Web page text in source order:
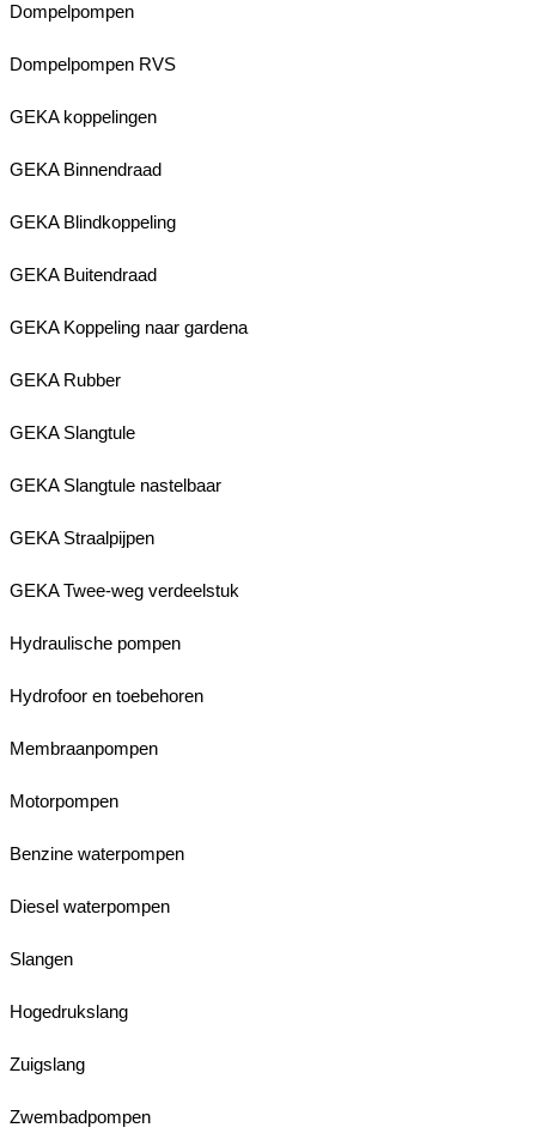
Dompelpompen
Dompelpompen RVS
GEKA koppelingen
GEKA Binnendraad
GEKA Blindkoppeling
GEKA Buitendraad
GEKA Koppeling naar gardena
GEKA Rubber
GEKA Slangtule
GEKA Slangtule nastelbaar
GEKA Straalpijpen
GEKA Twee-weg verdeelstuk
Hydraulische pompen
Hydrofoor en toebehoren
Membraanpompen
Motorpompen
Benzine waterpompen
Diesel waterpompen
Slangen
Hogedrukslang
Zuigslang
Zwembadpompen